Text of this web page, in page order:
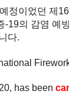
정이었던 제
-19의 감염 예
다.
has been